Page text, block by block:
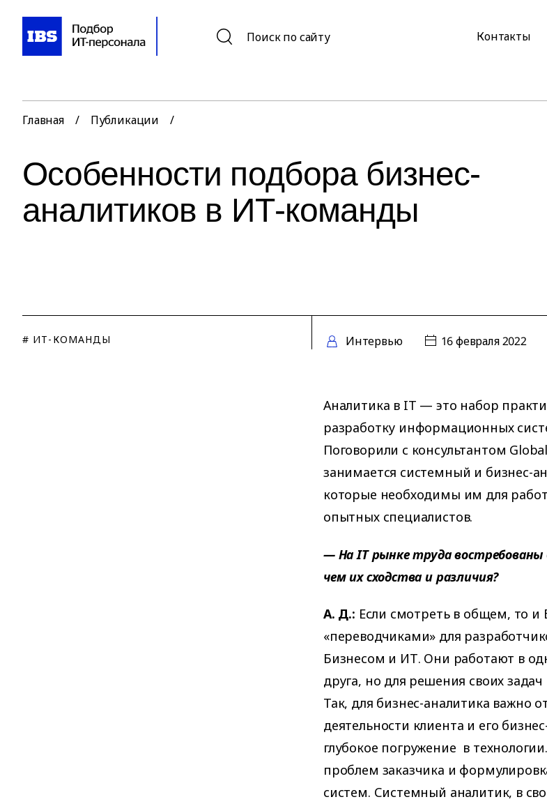
Поиск по сайту Контакты
Главная / Публикации /
Особенности подбора бизнес-
аналитиков в ИТ-команды
# ИТ-КОМАНДЫ Интервью 16 февраля 2022
Аналитика в IT — это набор
разработку информационных
Поговорили с консультантом
занимается системный и бизнес-
которые необходимы им для
опытных специалистов.
— На IT рынке труда
чем их сходства и различия?
А. Д.: Если смотреть в общем, то и
«переводчиками» для
Бизнесом и ИТ. Они работают в
друга, но для решения своих
Так, для бизнес-аналитика важно
деятельности клиента и его
глубокое погружение в
проблем заказчика и
систем. Системный аналитик, в